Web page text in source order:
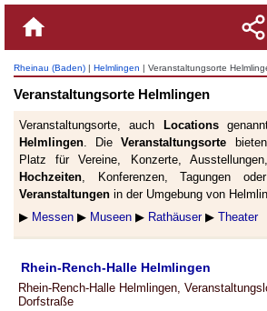
Rheinau (Baden) | Helmlingen | Veranstaltungsorte
Veranstaltungsorte Helmlingen
Veranstaltungsorte, auch Locations
Helmlingen. DieVeranstaltungsorte
Platz für Vereine, Konzerte,
Hochzeiten, Konferenzen, Tagungen
Veranstaltungen in der Umgebung von
▶ Messen ▶ Museen ▶ Rathäuser▶ Theater
Rhein-Rench-Halle Helmlingen
Rhein-Rench-Halle Helmlingen,
Dorfstraße